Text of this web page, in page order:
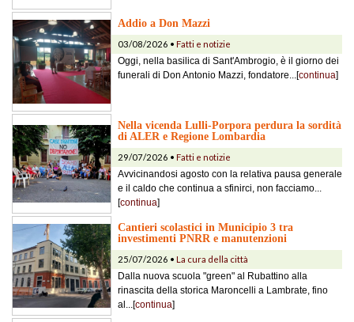
Addio a Don Mazzi
03/08/2026 • Fatti e notizie
Oggi, nella basilica di Sant'Ambrogio, è il giorno dei
funerali di Don Antonio Mazzi, fondatore...[continua]
Nella vicenda Lulli-Porpora perdura la sordità
di ALER e Regione Lombardia
29/07/2026 • Fatti e notizie
Avvicinandosi agosto con la relativa pausa generale
e il caldo che continua a sfinirci, non facciamo...
[continua]
Cantieri scolastici in Municipio 3 tra
investimenti PNRR e manutenzioni
25/07/2026 • La cura della città
Dalla nuova scuola "green" al Rubattino alla
rinascita della storica Maroncelli a Lambrate, fino
al...[continua]